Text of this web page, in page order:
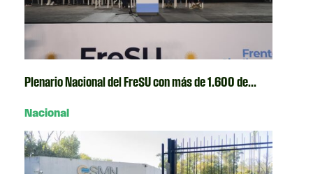
Plenario Nacional del FreSU con más de 1.600 de...
Nacional